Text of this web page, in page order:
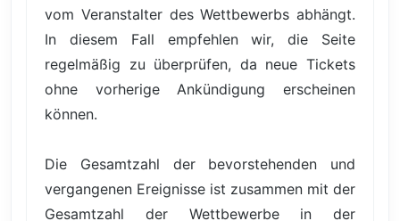
vom Veranstalter des Wettbewerbs abhängt.
In diesem Fall empfehlen wir, die Seite
regelmäßig zu überprüfen, da neue Tickets
ohne vorherige Ankündigung erscheinen
können.
Die Gesamtzahl der bevorstehenden und
vergangenen Ereignisse ist zusammen mit der
Gesamtzahl der Wettbewerbe in der